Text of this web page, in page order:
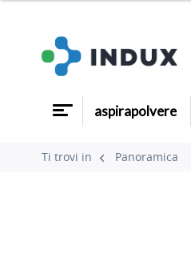
aspirapolvere
Ti trovi in Panoramica